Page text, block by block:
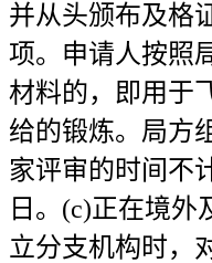
并从头颁布及格
项。申请人按照
材料的，即用于
给的锻炼。局方
家评审的时间不
日。(c)正在境外
立分支机构时，